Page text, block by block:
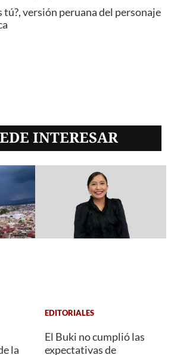
tú?, versión peruana del personaje
INTERESAR
la
EDITORIALES
El Buki no cumplió las
expectativas de